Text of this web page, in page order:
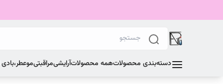
دسته‌بندی محصولاتهمه محصولاتآرایشیمراقبتیمو